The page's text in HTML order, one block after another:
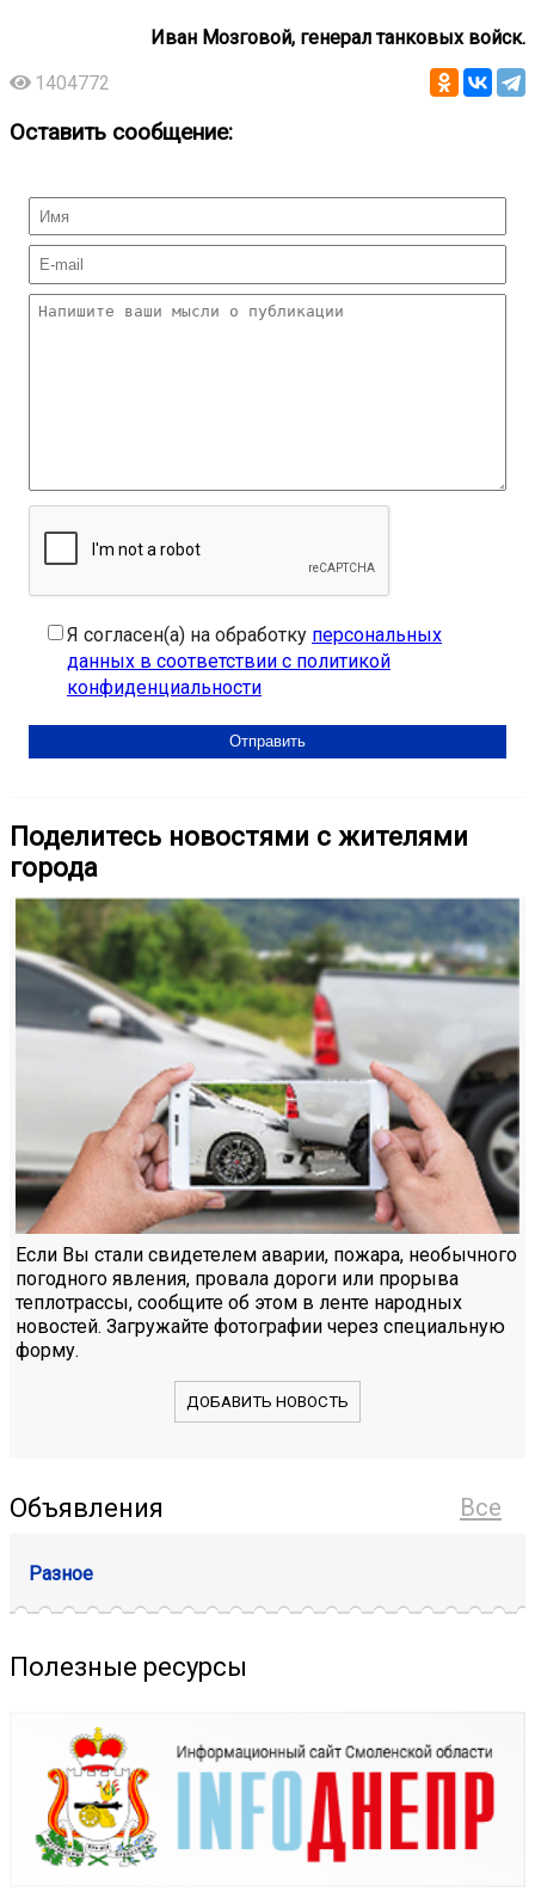
Иван Мозговой, генерал танковых войск.
1404772
Оставить сообщение:
Я согласен(а) на обработку персональных
данных в соответствии с политикой
конфиденциальности
Поделитесь новостями с жителями
города
Если Вы стали свидетелем аварии, пожара, необычного
погодного явления, провала дороги или прорыва
теплотрассы, сообщите об этом в ленте народных
новостей. Загружайте фотографии через специальную
форму.
ДОБАВИТЬ НОВОСТЬ
Все
Объявления
Разное
Полезные ресурсы